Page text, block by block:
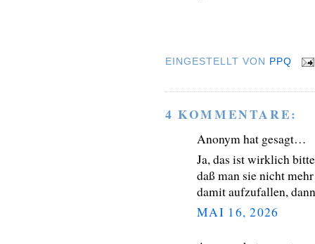
EINGESTELLT VON PPQ
4 KOMMENTARE:
Anonym hat gesagt…
Ja, das ist wirklich
daß man sie nicht
damit aufzufallen,
MAI 16, 2026